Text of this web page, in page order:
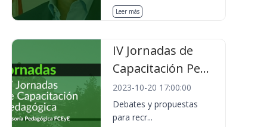
Leer más
IV Jornadas de
Capacitación Pe...
2023-10-20 17:00:00
Debates y propuestas
para recr...